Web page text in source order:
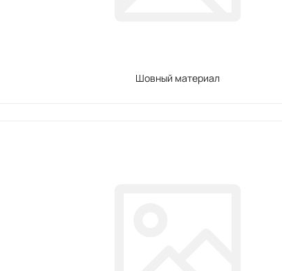
Шовный материал